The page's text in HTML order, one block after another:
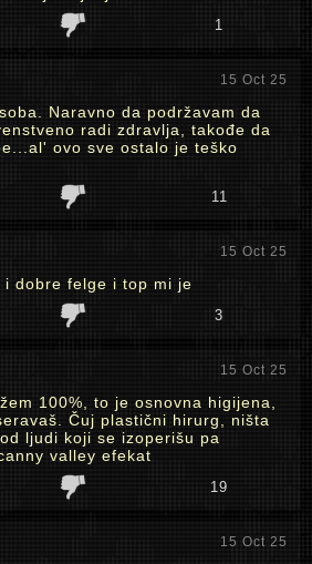
1
15 Oct 25
Naravno da podržavam da
radi zdravlja, takođe da
ovo sve ostalo je teško
11
15 Oct 25
i dobre felge i top mi je
3
15 Oct 25
100%, to je osnovna higijena,
Čuj plastični hirurg, ništa
ljudi koji se izoperišu pa
valley efekat
19
15 Oct 25